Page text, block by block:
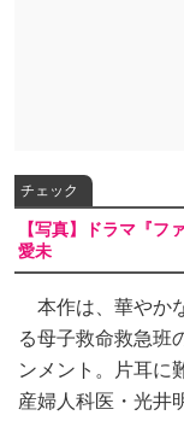
チェック
【写真】ドラマ『フ
愛未
本作は、華やか
る母子救命救急班
ンメント。片耳に
産婦人科医・光井